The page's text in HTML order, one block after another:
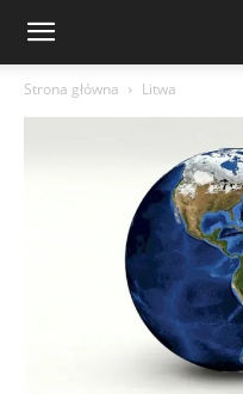
Strona główna Litwa